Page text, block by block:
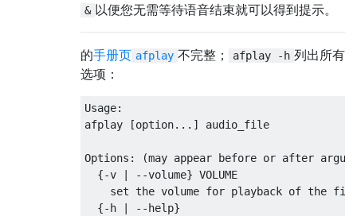
& 以便您无需等待语音结束就可以得到提示。
的手册页 afplay 不完整； afplay -h 列出所有
选项：
Usage:
afplay
[option...] audio_file
Options : (may appear before or after
{-v --volume} VOLUME
set the volume for playback of the
{- h -- help}